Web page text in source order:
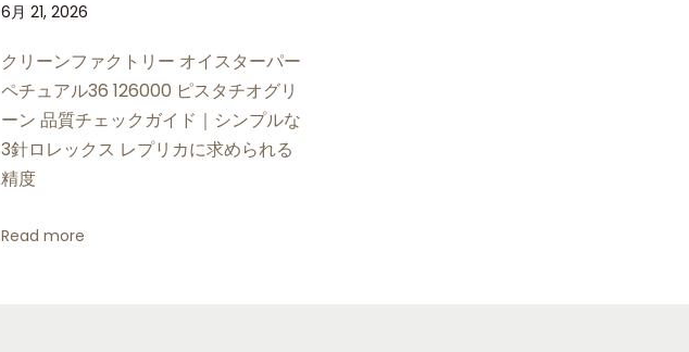
6月 21, 2026
クリーンファクトリー オイスターパー
ペチュアル36 126000 ピスタチオグリ
ーン 品質チェックガイド｜シンプルな
3針ロレックス レプリカに求められる
精度
Read more